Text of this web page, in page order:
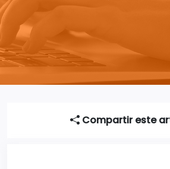
Compartir este